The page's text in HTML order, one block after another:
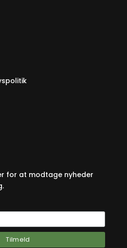
for at modtage nyheder